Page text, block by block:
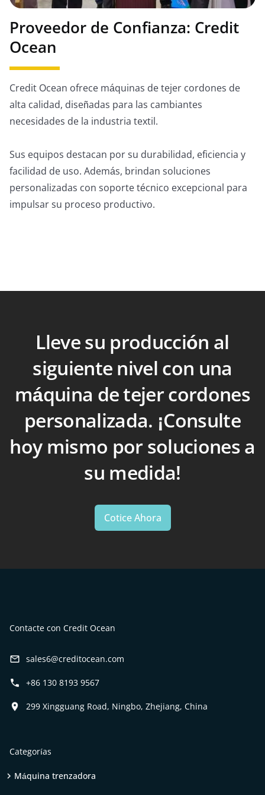
Proveedor de Confianza: Credit
Ocean
Credit Ocean ofrece máquinas de tejer cordones de
alta calidad, diseñadas para las cambiantes
necesidades de la industria textil.
Sus equipos destacan por su durabilidad, eficiencia y
facilidad de uso. Además, brindan soluciones
personalizadas con soporte técnico excepcional para
impulsar su proceso productivo.
Lleve su producción al
siguiente nivel con una
máquina de tejer cordones
personalizada. ¡Consulte
hoy mismo por soluciones a
su medida!
Cotice Ahora
Contacte con Credit Ocean
sales6@creditocean.com
+86 130 8193 9567
299 Xingguang Road, Ningbo, Zhejiang, China
Categorías
Máquina trenzadora